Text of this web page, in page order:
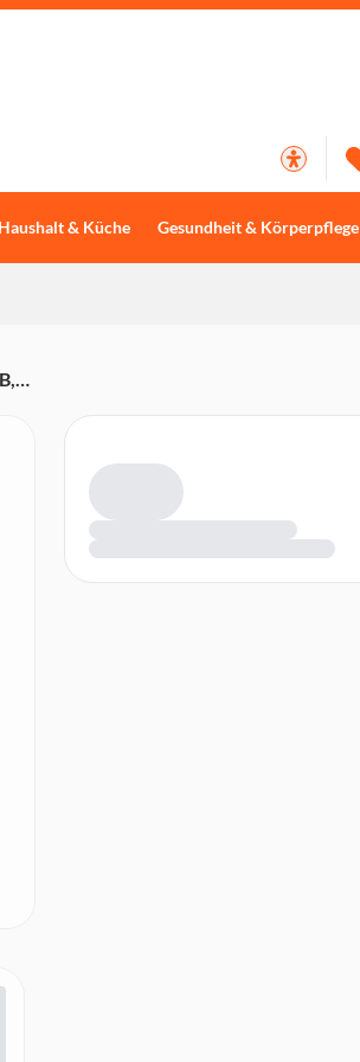
Haushalt & Küche Gesundheit & Körperpflege